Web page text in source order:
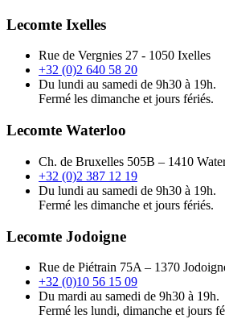
Lecomte Ixelles
Rue de Vergnies 27 - 1050 Ixelles
+32 (0)2 640 58 20
Du lundi au samedi de 9h30 à 19h.
Fermé les dimanche et jours fériés.
Lecomte Waterloo
Ch. de Bruxelles 505B – 1410
+32 (0)2 387 12 19
Du lundi au samedi de 9h30 à 19h.
Fermé les dimanche et jours fériés.
Lecomte Jodoigne
Rue de Piétrain 75A – 1370
+32 (0)10 56 15 09
Du mardi au samedi de 9h30 à 19h.
Fermé les lundi, dimanche et jours